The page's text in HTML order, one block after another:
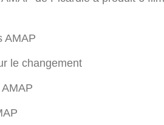
AMAP
le changement